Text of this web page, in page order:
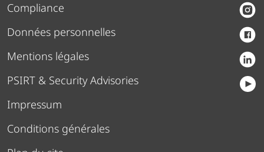
Compliance
Données personnelles
Mentions légales
PSIRT & Security Advisories
Impressum
Conditions générales